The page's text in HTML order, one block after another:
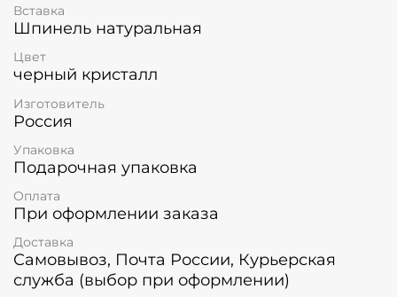
Вставка
Шпинель натуральная
Цвет
черный кристалл
Изготовитель
Россия
Упаковка
Подарочная упаковка
Оплата
При оформлении заказа
Доставка
Самовывоз, Почта России, Курьерская
служба (выбор при оформлении)